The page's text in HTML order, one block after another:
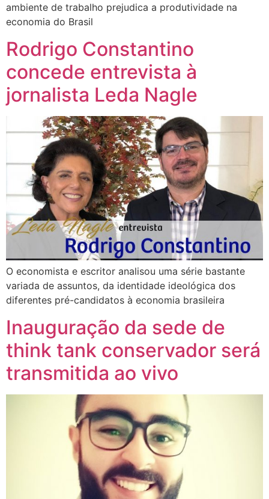
ambiente de trabalho prejudica a produtividade na
economia do Brasil
Rodrigo Constantino
concede entrevista à
jornalista Leda Nagle
O economista e escritor analisou uma série bastante
variada de assuntos, da identidade ideológica dos
diferentes pré-candidatos à economia brasileira
Inauguração da sede de
think tank conservador será
transmitida ao vivo